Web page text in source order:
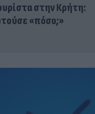
στην Κρήτη:
«πόσο;»